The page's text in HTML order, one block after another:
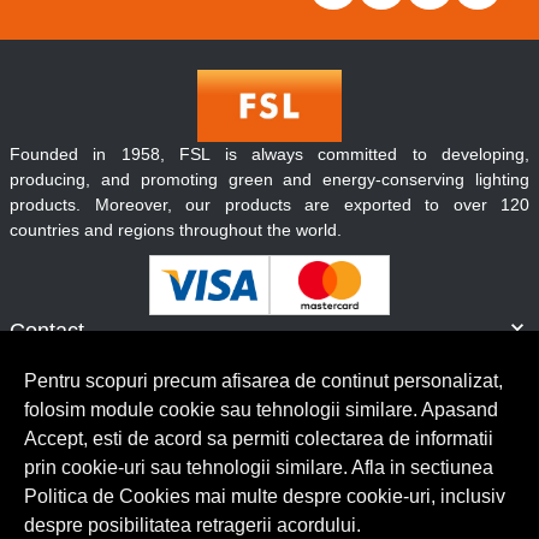
Contact
Servicii clienti
Founded in 1958, FSL is always committed to developing,
producing, and promoting green and energy-conserving lighting
products. Moreover, our products are exported to over 120
countries and regions throughout the world.
© Copyright 2026 Lumilux. Toate drepturile rezervate.
Pentru scopuri precum afisarea de continut personalizat,
folosim module cookie sau tehnologii similare. Apasand
Accept, esti de acord sa permiti colectarea de informatii
prin cookie-uri sau tehnologii similare. Afla in sectiunea
Politica de Cookies mai multe despre cookie-uri, inclusiv
despre posibilitatea retragerii acordului.